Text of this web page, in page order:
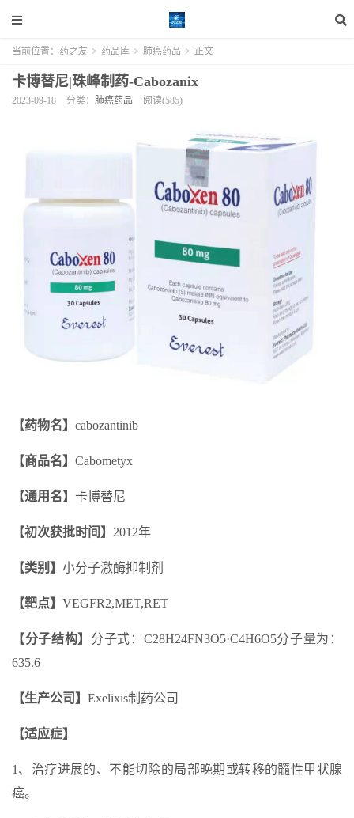
当前位置： 药之友 > 药品库 > 肺癌药品 > 正文
卡博替尼|珠峰制药-Cabozanix
2023-09-18 分类： 肺癌药品 阅读(585)
【药物名】 cabozantinib
【商品名】 Cabometyx
【通用名】 卡博替尼
【初次获批时间】 2012年
【类别】 小分子激酶抑制剂
【靶点】 VEGFR2,MET,RET
【分子结构】 分子式：C28H24FN3O5·C4H6O5分子量为：
635.6
【生产公司】 Exelixis制药公司
【适应症】
1、治疗进展的、不能切除的局部晚期或转移的髓性甲状腺
癌。